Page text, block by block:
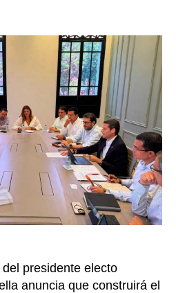
plan
para
los
del
país
presidente electo
anuncia que construirá el